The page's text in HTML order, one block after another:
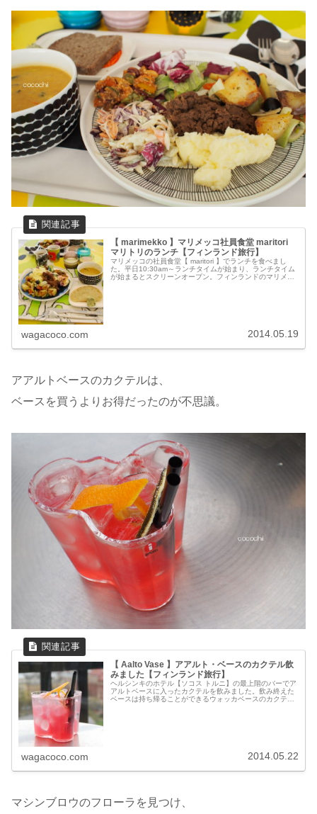
【 marimekko 】マリメッコ社員食堂 maritori
マリトリのランチ【フィンランド旅行】
マリメッコの社員食堂【 maritori 】でランチを食べまし
た。平日10:30am～ランチタイムが始まり、ランチタイム
が始まるとスクリーンオープン。フィンランドのマリメッ
wagacoco.com 2014.05.19
アアルトベースのカクテルは、
ベースを買うよりお得だったのが不思議。
【 Aalto Vase 】アアルト・ベースのカクテル飲
みました【フィンランド旅行】
ヘルシンキのホテル【ソコス トルニ】の最上階のバーでア
アルトベースに入ったカクテルを飲みました。飲み終えた
ベースは持ち帰ることができるウォッカベースのカクテ
wagacoco.com 2014.05.22
マシンブロウのフローラを見つけ、